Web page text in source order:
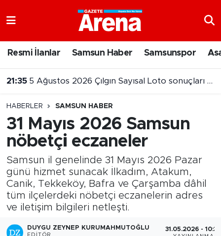
Resmi İlanlar Samsun Haber Samsunspor
21:35 5 Ağustos 2026 Çılgın Sayısal Loto sonuçları belli oldu
21:20 Muhammed Salah Trabzon'a vardı
HABERLER SAMSUN HABER
31 Mayıs 2026 Samsun
nöbetçi eczaneler
Samsun il genelinde 31 Mayıs 2026 Pazar
günü hizmet sunacak İlkadım, Atakum,
Canik, Tekkeköy, Bafra ve Çarşamba dâhil
tüm ilçelerdeki nöbetçi eczanelerin adres
ve iletişim bilgileri netleşti.
DUYGU ZEYNEP KURUMAHMUTOĞLU 31.05.2026 -
Samsun Namaz Vakitleri
Süper Lig Puan Durumu ve Fikstür
Tüm Manşetler
Son Dakika Haberleri
Haber Arşivi